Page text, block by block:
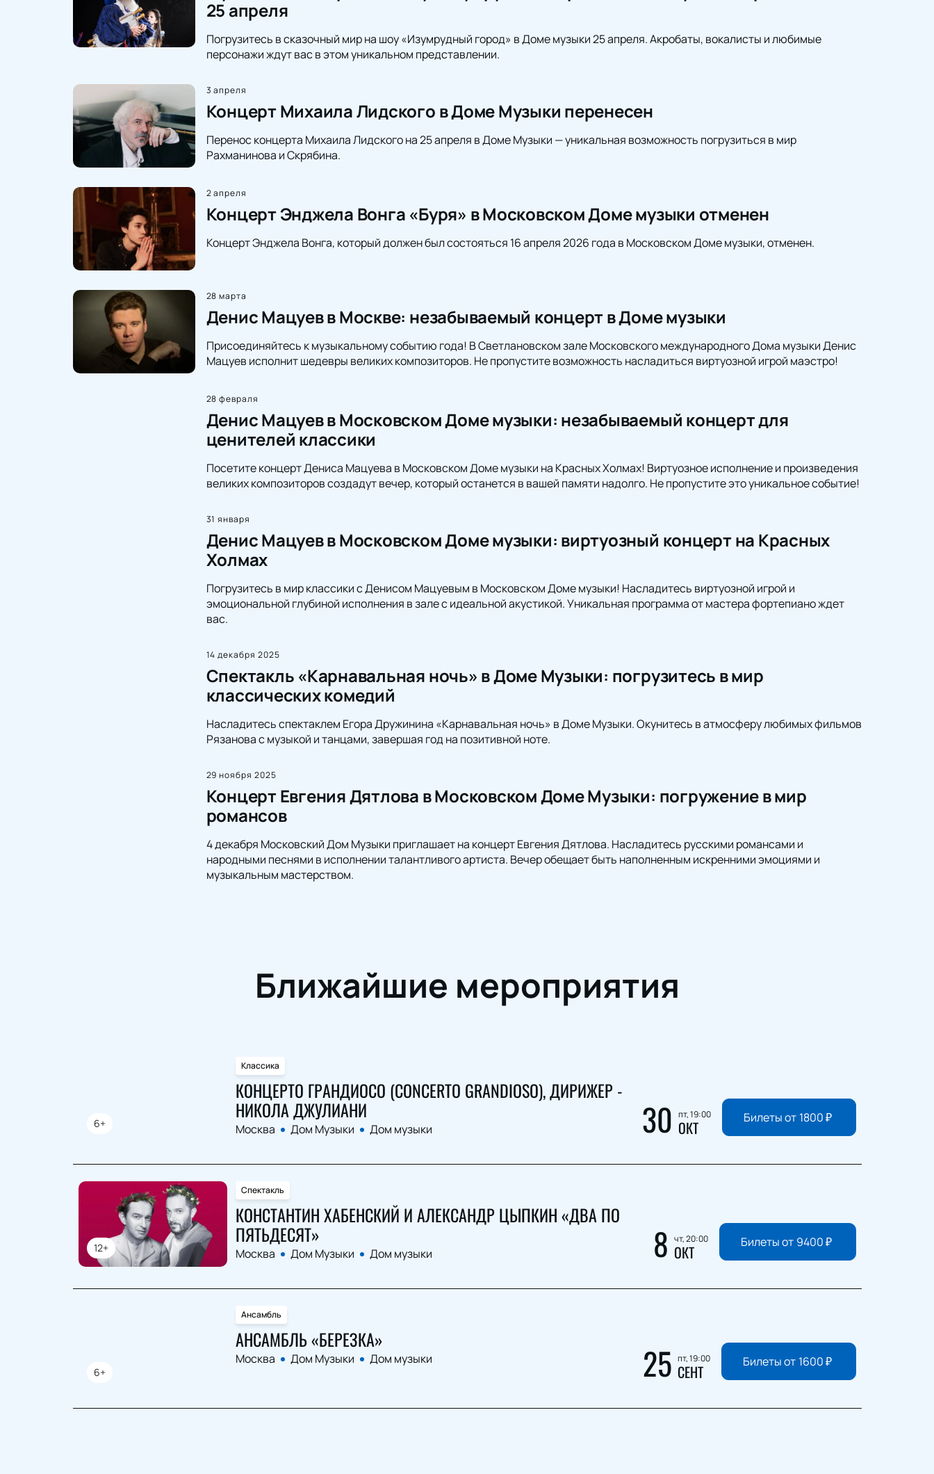
25 апреля
Погрузитесь в сказочный мир на шоу «Изумрудный город» в Доме музыки 25 апреля. Акробаты, вокалисты и любимые
персонажи ждут вас в этом уникальном представлении.
3 апреля
Концерт Михаила Лидского в Доме Музыки перенесен
Перенос концерта Михаила Лидского на 25 апреля в Доме Музыки — уникальная возможность погрузиться в мир
Рахманинова и Скрябина.
2 апреля
Концерт Энджела Вонга «Буря» в Московском Доме музыки отменен
Концерт Энджела Вонга, который должен был состояться 16 апреля 2026 года в Московском Доме музыки, отменен.
28 марта
Денис Мацуев в Москве: незабываемый концерт в Доме музыки
Присоединяйтесь к музыкальному событию года! В Светлановском зале Московского международного Дома музыки Денис
Мацуев исполнит шедевры великих композиторов. Не пропустите возможность насладиться виртуозной игрой маэстро!
28 февраля
Денис Мацуев в Московском Доме музыки: незабываемый концерт для
ценителей классики
Посетите концерт Дениса Мацуева в Московском Доме музыки на Красных Холмах! Виртуозное исполнение и произведения
великих композиторов создадут вечер, который останется в вашей памяти надолго. Не пропустите это уникальное событие!
31 января
Денис Мацуев в Московском Доме музыки: виртуозный концерт на Красных
Холмах
Погрузитесь в мир классики с Денисом Мацуевым в Московском Доме музыки! Насладитесь виртуозной игрой и
эмоциональной глубиной исполнения в зале с идеальной акустикой. Уникальная программа от мастера фортепиано ждет
вас.
14 декабря 2025
Спектакль «Карнавальная ночь» в Доме Музыки: погрузитесь в мир
классических комедий
Насладитесь спектаклем Егора Дружинина «Карнавальная ночь» в Доме Музыки. Окунитесь в атмосферу любимых фильмов
Рязанова с музыкой и танцами, завершая год на позитивной ноте.
29 ноября 2025
Концерт Евгения Дятлова в Московском Доме Музыки: погружение в мир
романсов
4 декабря Московский Дом Музыки приглашает на концерт Евгения Дятлова. Насладитесь русскими романсами и
народными песнями в исполнении талантливого артиста. Вечер обещает быть наполненным искренними эмоциями и
музыкальным мастерством.
Ближайшие мероприятия
6+
Классика
КОНЦЕРТО ГРАНДИОСО (CONCERTO GRANDIOSO), ДИРИЖЕР -
НИКОЛА ДЖУЛИАНИ
Москва Дом Музыки Дом музыки 30 пт, 19:00
ОКТ Билеты от 1800₽
12+
Спектакль
КОНСТАНТИН ХАБЕНСКИЙ И АЛЕКСАНДР ЦЫПКИН «ДВА ПО
ПЯТЬДЕСЯТ»
Москва Дом Музыки Дом музыки 8 чт, 20:00
ОКТ Билеты от 9400₽
6+
Ансамбль
АНСАМБЛЬ «БЕРЕЗКА»
Москва Дом Музыки Дом музыки 25 пт, 19:00
СЕНТ Билеты от 1600₽